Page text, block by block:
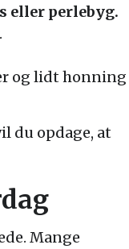
eller perlebyg.
og lidt honning
du opdage, at
Mange